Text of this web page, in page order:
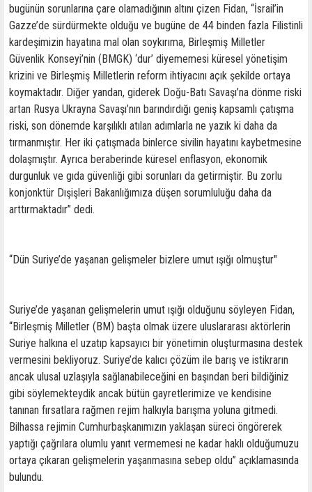
bugünün sorunlarına çare olamadığının altını çizen Fidan, “İsrail’in
Gazze’de sürdürmekte olduğu ve bugüne de 44 binden fazla Filistinli
kardeşimizin hayatına mal olan soykırıma, Birleşmiş Milletler
Güvenlik Konseyi’nin (BMGK) ‘dur’ diyememesi küresel yönetişim
krizini ve Birleşmiş Milletlerin reform ihtiyacını açık şekilde ortaya
koymaktadır. Diğer yandan, giderek Doğu-Batı Savaşı’na dönme riski
artan Rusya Ukrayna Savaşı’nın barındırdığı geniş kapsamlı çatışma
riski, son dönemde karşılıklı atılan adımlarla ne yazık ki daha da
tırmanmıştır. Her iki çatışmada binlerce sivilin hayatını kaybetmesine
dolaşmıştır. Ayrıca beraberinde küresel enflasyon, ekonomik
durgunluk ve gıda güvenliği gibi sorunları da getirmiştir. Bu zorlu
konjonktür Dışişleri Bakanlığımıza düşen sorumluluğu daha da
arttırmaktadır” dedi.
“Dün Suriye’de yaşanan gelişmeler bizlere umut ışığı olmuştur"
Suriye’de yaşanan gelişmelerin umut ışığı olduğunu söyleyen Fidan,
“Birleşmiş Milletler (BM) başta olmak üzere uluslararası aktörlerin
Suriye halkına el uzatıp kapsayıcı bir yönetimin oluşturmasına destek
vermesini bekliyoruz. Suriye’de kalıcı çözüm ile barış ve istikrarın
ancak ulusal uzlaşıyla sağlanabileceğini en başından beri bildiğiniz
gibi söylemekteydik ancak bütün gayretlerimize ve kendisine
tanınan fırsatlara rağmen rejim halkıyla barışma yoluna gitmedi.
Bilhassa rejimin Cumhurbaşkanımızın yaklaşan süreci öngörerek
yaptığı çağrılara olumlu yanıt vermemesi ne kadar haklı olduğumuzu
ortaya çıkaran gelişmelerin yaşanmasına sebep oldu” açıklamasında
bulundu.